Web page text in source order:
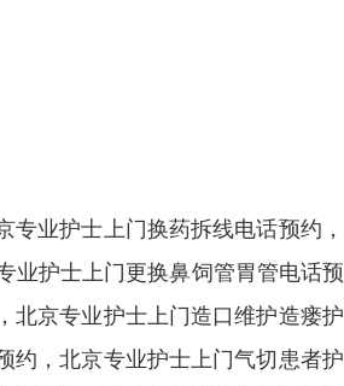
专业护士上门换药拆线电话预约
业护士上门更换鼻饲管胃管电话
北京专业护士上门造口维护造瘘
约，北京专业护士上门气切患者